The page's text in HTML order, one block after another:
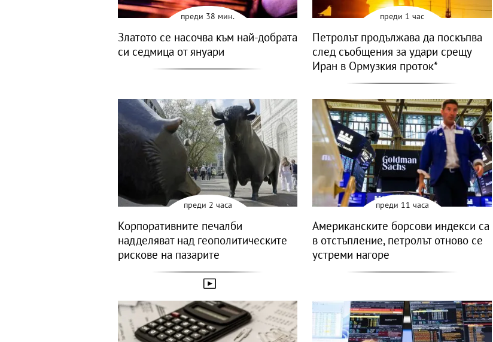
преди 38 мин.
Златото се насочва към най-добрата
си седмица от януари
преди 1 час
Петролът продължава да поскъпва
след съобщения за удари срещу
Иран в Ормузкия проток*
преди 2 часа
Корпоративните печалби
надделяват над геополитическите
рискове на пазарите
преди 11 часа
Американските борсови индекси са
в отстъпление, петролът отново се
устреми нагоре